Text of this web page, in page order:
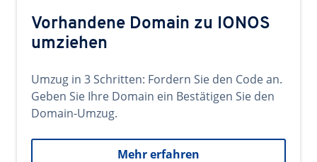
Vorhandene Domain zu IONOS
umziehen
Umzug in 3 Schritten: Fordern Sie den Code an.
Geben Sie Ihre Domain ein Bestätigen Sie den
Domain-Umzug.
Mehr erfahren